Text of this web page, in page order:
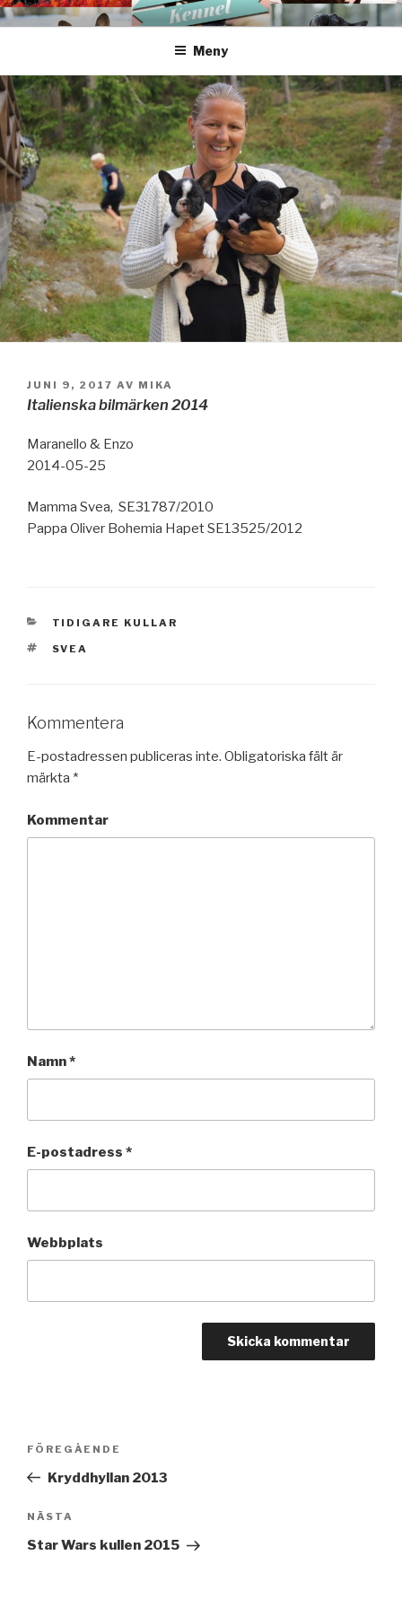
Hoppa
till
FREDRIKSBERGS KENNEL
Meny
PUBLICERAT
JUNI 9, 2017 AV MIKA
Italienska bilmärken 2014
Maranello & Enzo
2014-05-25
Mamma Svea, SE31787/2010
Pappa Oliver Bohemia Hapet SE13525/2012
KATEGORIER
TIDIGARE KULLAR
TAGGAR
SVEA
Kommentera
E-postadressen publiceras inte. Obligatoriska fält är
märkta *
Kommentar
Namn*
E-postadress *
Webbplats
Inläggsnavigering
Föregående
inlägg
FÖREGÅENDE
Kryddhyllan 2013
Nästa
inlägg
NÄSTA
Star Wars kullen 2015